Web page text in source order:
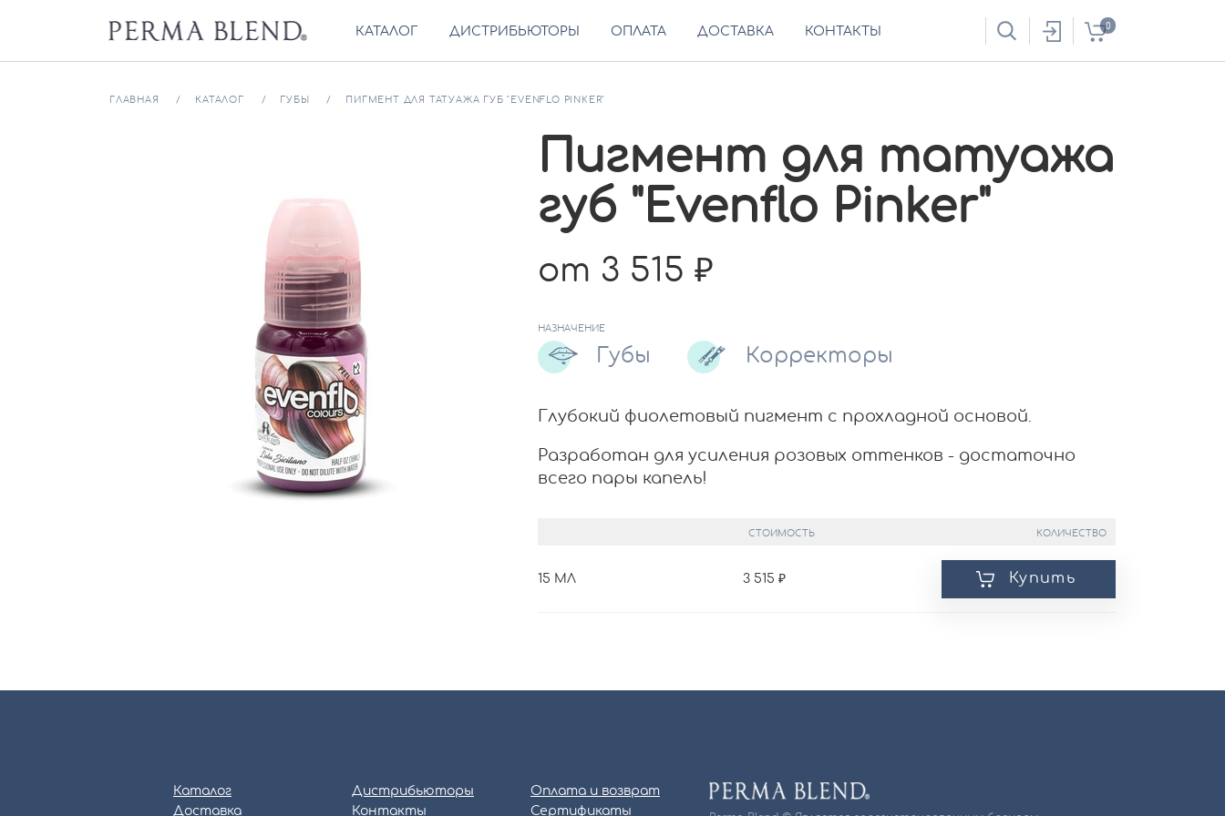
КАТАЛОГ ДИСТРИБЬЮТОРЫ ОПЛАТА ДОСТАВКА КОНТАКТЫ 0
ГЛАВНАЯ КАТАЛОГ ГУБЫ ПИГМЕНТ ДЛЯ ТАТУАЖА ГУБ "EVENFLO PINKER"
Пигмент для татуажа
губ "Evenflo Pinker"
от 3 515
НАЗНАЧЕНИЕ
Губы Корректоры
Глубокий фиолетовый пигмент с прохладной основой.
Разработан для усиления розовых оттенков - достаточно
всего пары капель!
СТОИМОСТЬ КОЛИЧЕСТВО
15 МЛ 3 515 Купить
Каталог Дистрибьюторы
Оплата и возврат
Доставка
Контакты Сертификаты